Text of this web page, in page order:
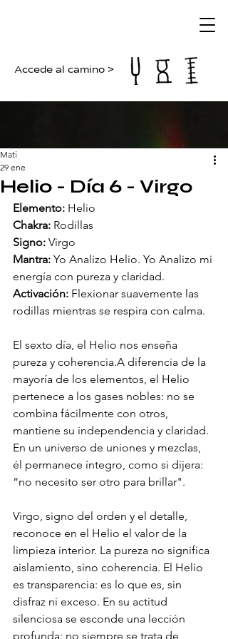
Accede al camino >
Helio - Día 6 - Virgo
Mati
29 ene
Elemento: Helio
Chakra: Rodillas
Signo: Virgo
Mantra: Yo Analizo Helio. Yo Analizo mi
energía con pureza y claridad.
Activación: Flexionar suavemente las
rodillas mientras se respira con calma.
El sexto día, el Helio nos enseña
pureza y coherencia.A diferencia de la
mayoría de los elementos, el Helio
pertenece a los gases nobles: no se
combina fácilmente con otros,
mantiene su independencia y claridad.
En un universo de uniones y mezclas,
él permanece íntegro, como si dijera:
“no necesito ser otro para brillar".
Virgo, signo del orden y el detalle,
reconoce en el Helio el valor de la
limpieza interior. La pureza no significa
aislamiento, sino coherencia. El Helio
es transparencia: es lo que es, sin
disfraz ni exceso. En su actitud
silenciosa se esconde una lección
profunda: no siempre se trata de